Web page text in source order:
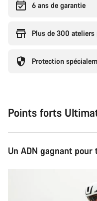
6 ans de garantie
Plus de 300 ateliers
Protection
Points forts
Un ADN gagnant